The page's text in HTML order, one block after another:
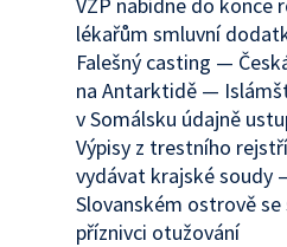
lékařům smluvní
Falešný casting —
na Antarktidě —
v Somálsku údajně
Výpisy z trestního
vydávat krajské soudy
Slovanském ostrově se
příznivci otužování